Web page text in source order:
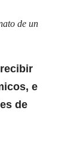
de un
recibir
e
de